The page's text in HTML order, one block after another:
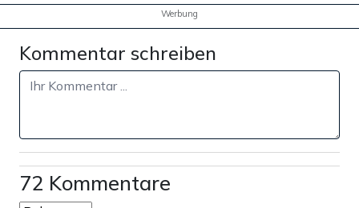
Werbung
Kommentar schreiben
72 Kommentare